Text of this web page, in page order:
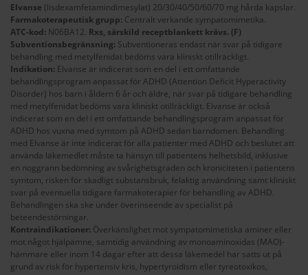
Elvanse (lisdexamfetamindimesylat) 20/30/40/50/60/70 mg hårda kapslar.
Farmakoterapeutisk grupp: Centralt verkande sympatomimetika.
ATC-kod: N06BA12. Rxs, särskild receptblankett krävs. (F)
Subventionsbegränsning: Subventioneras endast när svar på tidigare
behandling med metylfenidat bedöms vara kliniskt otillräckligt.
Indikation: Elvanse är indicerat som en del i ett omfattande
behandlingsprogram anpassat för ADHD (Attention Deficit Hyperactivity
Disorder) hos barn i åldern 6 år och äldre, när svar på tidigare behandling
med metylfenidat bedöms vara kliniskt otillräckligt. Elvanse är också
indicerat som en del i ett omfattande behandlingsprogram anpassat för
ADHD hos vuxna med symtom på ADHD sedan barndomen. Behandling
med Elvanse är inte indicerat för alla patienter med ADHD och beslutet att
använda läkemedlet måste ta hänsyn till patientens helhetsbild, inklusive
en noggrann bedömning av svårighetsgraden och kroniciteten i patientens
symtom, risken för skadligt substansbruk, felaktig användning samt kliniskt
svar på eventuella tidigare farmakoterapier för behandling av ADHD.
Behandlingen ska ske under överinseende av specialist på
beteendestörningar.
Kontraindikationer: Överkänslighet mot sympatomimetiska aminer eller
mot något hjälpämne, samtidig användning av monoaminoxidas (MAO)-
hämmare eller inom 14 dagar efter att dessa läkemedel har satts ut på
grund av risk för hypertensiv kris, hypertyroidism eller tyreotoxikos,